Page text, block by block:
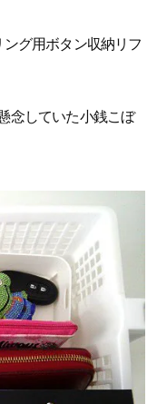
グ用ボタン収納リフ
念していた小銭こぼ